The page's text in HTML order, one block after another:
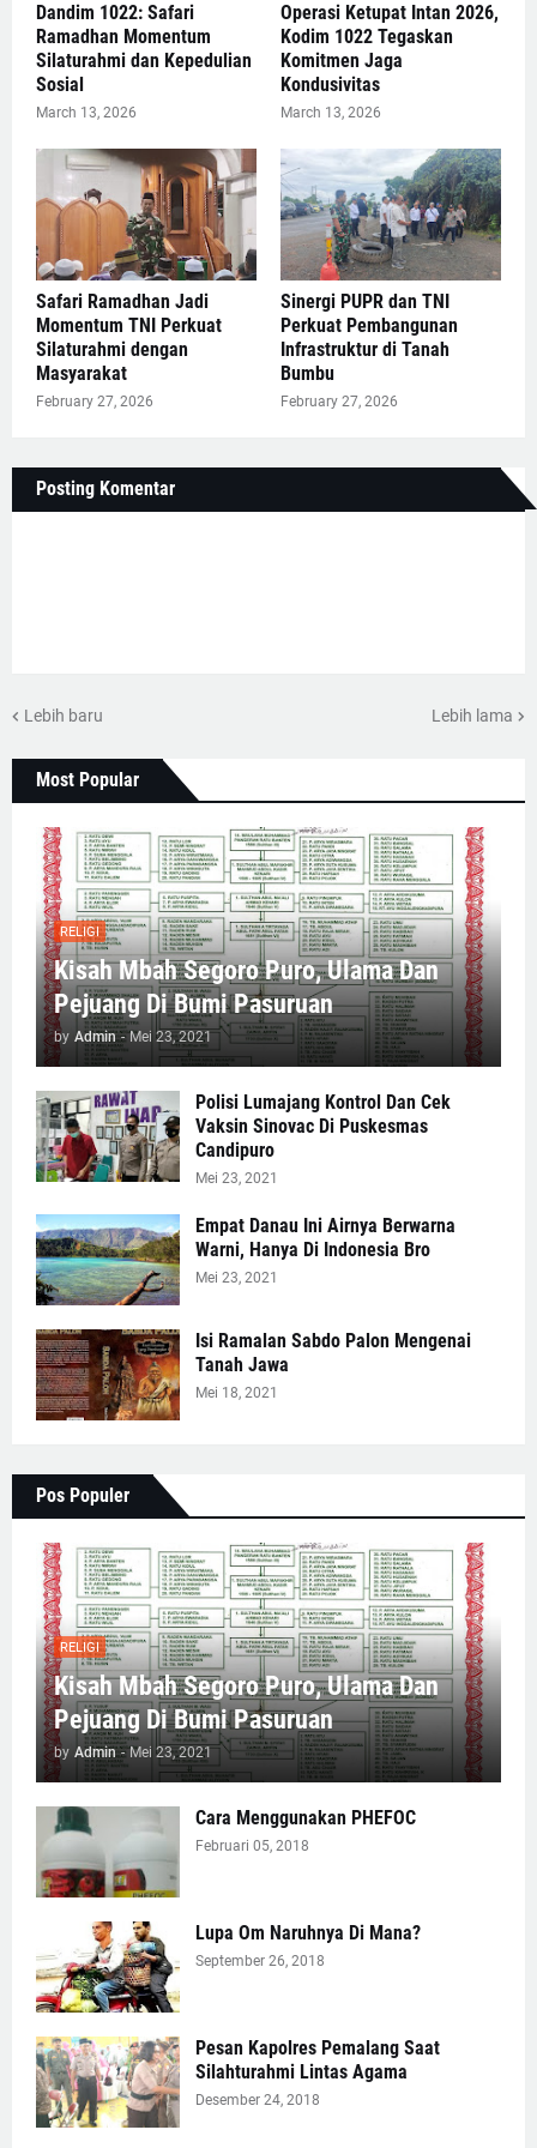
Dandim 1022: Safari
Ramadhan Momentum
Silaturahmi dan Kepedulian
Sosial
March 13, 2026
Operasi Ketupat Intan 2026,
Kodim 1022 Tegaskan
Komitmen Jaga
Kondusivitas
March 13, 2026
Safari Ramadhan Jadi
Momentum TNI Perkuat
Silaturahmi dengan
Masyarakat
February 27, 2026
Sinergi PUPR dan TNI
Perkuat Pembangunan
Infrastruktur di Tanah
Bumbu
February 27, 2026
Posting Komentar
Lebih baru Lebih lama
Most Popular
RELIGI
Kisah Mbah Segoro Puro, Ulama Dan
Pejuang Di Bumi Pasuruan
by Admin - Mei 23, 2021
Polisi Lumajang Kontrol Dan Cek
Vaksin Sinovac Di Puskesmas
Candipuro
Mei 23, 2021
Empat Danau Ini Airnya Berwarna
Warni, Hanya Di Indonesia Bro
Mei 23, 2021
Isi Ramalan Sabdo Palon Mengenai
Tanah Jawa
Mei 18, 2021
Pos Populer
RELIGI
Kisah Mbah Segoro Puro, Ulama Dan
Pejuang Di Bumi Pasuruan
by Admin - Mei 23, 2021
Cara Menggunakan PHEFOC
Februari 05, 2018
Lupa Om Naruhnya Di Mana?
September 26, 2018
Pesan Kapolres Pemalang Saat
Silahturahmi Lintas Agama
Desember 24, 2018